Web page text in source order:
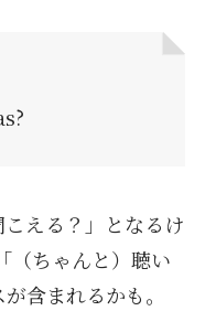
える？」となるけ
（ちゃんと）聴い
含まれるかも。